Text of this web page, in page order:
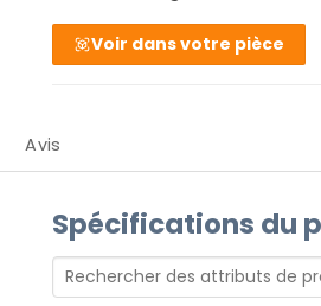
Voir dans votre pièce
Avis
Spécifications du